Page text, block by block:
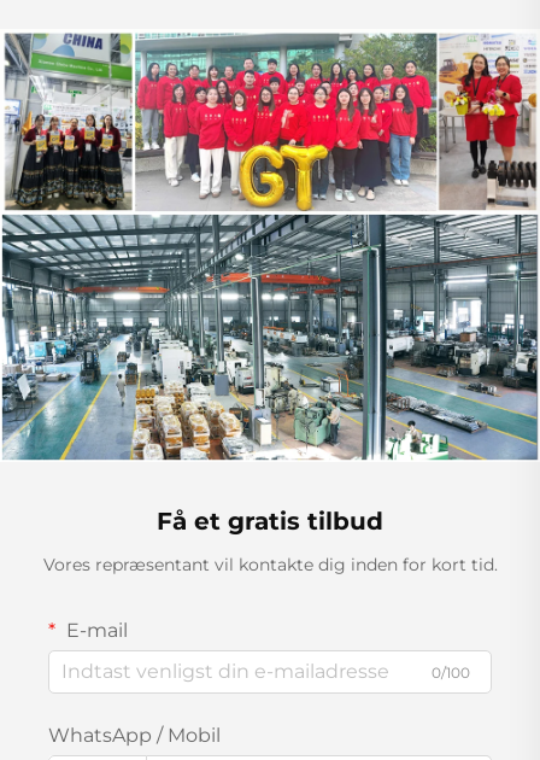
Få et gratis tilbud
Vores repræsentant vil kontakte dig inden for kort tid.
E-mail
0/100
WhatsApp / Mobil